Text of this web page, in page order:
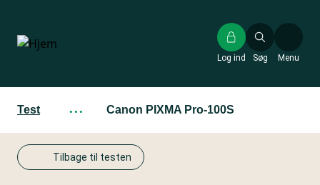
hovedindhold
Søg
Log ind Menu
Test ··· Canon PIXMA Pro-100S
Tilbage til testen